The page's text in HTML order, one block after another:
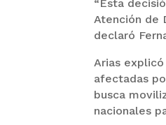
“Esta
Atención de
declaró
Arias
afectadas
busca
nacionales